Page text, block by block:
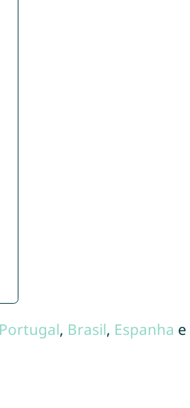
Portugal, Brasil, Espanha e